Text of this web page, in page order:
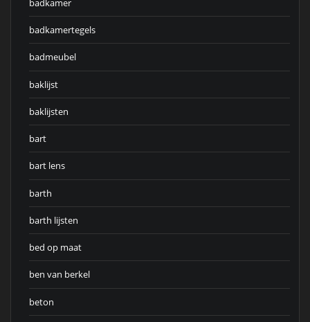
badkamer
badkamertegels
badmeubel
baklijst
baklijsten
bart
bart lens
barth
barth lijsten
bed op maat
ben van berkel
beton